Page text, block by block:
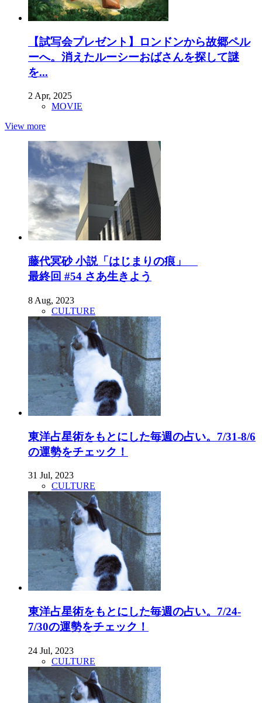
【試写会プレゼント】ロンドンから故郷ペル
ーへ。消えたルーシーおばさんを探して謎
を...
2 Apr, 2025
MOVIE
View more
藤代冥砂 小説「はじまりの痕」
最終回 #54 さあ生きよう
8 Aug, 2023
CULTURE
東洋占星術をもとにした毎週の占い。7/31-8/6
の運勢をチェック！
31 Jul, 2023
CULTURE
東洋占星術をもとにした毎週の占い。7/24-
7/30の運勢をチェック！
24 Jul, 2023
CULTURE